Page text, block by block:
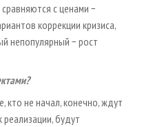
с ценами −
коррекции кризиса,
непопулярный − рост
кто не начал, конечно, ждут
реализации, будут